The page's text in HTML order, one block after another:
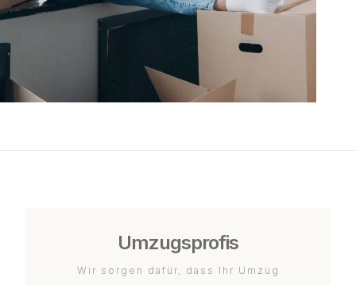
Umzugsprofis
Wir sorgen dafür, dass Ihr Umzug